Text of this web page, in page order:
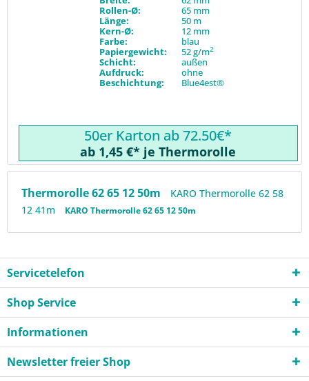
Rollen-Ø:
65 mm
Länge:
50 m
Kern-Ø:
12 mm
Farbe:
blau
Papiergewicht:
52 g/m2
Schicht:
außen
Aufdruck:
ohne
Beschichtung:
Blue4est®
50er Karton ab 72.50€*
ab 1,45 €* je Thermorolle
Thermorolle 62 65 12 50m
KARO Thermorolle 62 58
12 41m
KARO Thermorolle 62 65 12 50m
Servicetelefon
Shop Service
Informationen
Newsletter freier Shop